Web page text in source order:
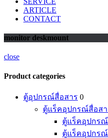
ARTICLE
CONTACT
monitor deskmount
close
Product categories
ตู้อุปกรณ์สื่อสาร 0
ตู้แร็คอุปกรณ์สื่อสา
ตู้แร็คอุปกร
ตู้แร็คอุปกร